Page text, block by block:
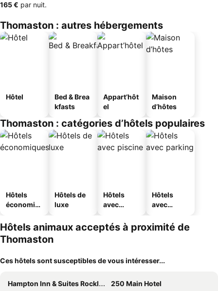
‎165 € par nuit.
Thomaston : autres hébergements
Hôtel
Bed & Brea
kfasts
Appart’hôt
el
Maison
d’hôtes
Thomaston : catégories d’hôtels populaires
Hôtels
économiq
Hôtels de
luxe
Hôtels
avec
Hôtels
avec
Hôtels animaux acceptés à proximité de
Thomaston
Ces hôtels sont susceptibles de vous intéresser...
Hampton Inn & Suites Rockland
250 Main Hotel